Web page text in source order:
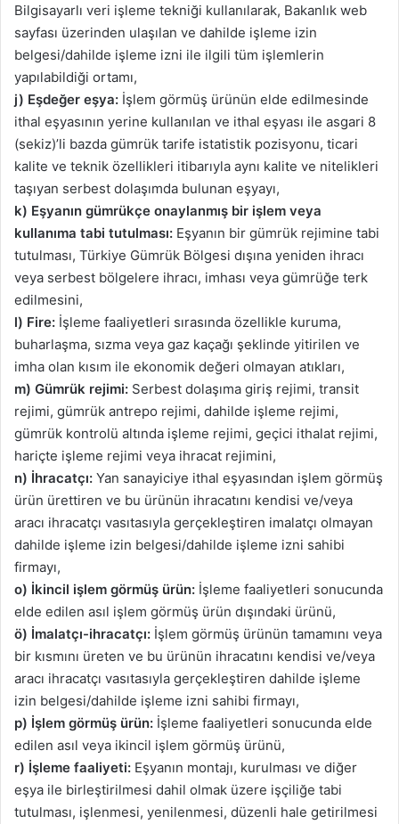
Bilgisayarlı veri işleme tekniği kullanılarak, Bakanlık web
sayfası üzerinden ulaşılan ve dahilde işleme izin
belgesi/dahilde işleme izni ile ilgili tüm işlemlerin
yapılabildiği ortamı,
j) Eşdeğer eşya: İşlem görmüş ürünün elde edilmesinde
ithal eşyasının yerine kullanılan ve ithal eşyası ile asgari 8
(sekiz)’li bazda gümrük tarife istatistik pozisyonu, ticari
kalite ve teknik özellikleri itibarıyla aynı kalite ve nitelikleri
taşıyan serbest dolaşımda bulunan eşyayı,
k) Eşyanın gümrükçe onaylanmış bir işlem veya
kullanıma tabi tutulması: Eşyanın bir gümrük rejimine tabi
tutulması, Türkiye Gümrük Bölgesi dışına yeniden ihracı
veya serbest bölgelere ihracı, imhası veya gümrüğe terk
edilmesini,
l) Fire: İşleme faaliyetleri sırasında özellikle kuruma,
buharlaşma, sızma veya gaz kaçağı şeklinde yitirilen ve
imha olan kısım ile ekonomik değeri olmayan atıkları,
m) Gümrük rejimi: Serbest dolaşıma giriş rejimi, transit
rejimi, gümrük antrepo rejimi, dahilde işleme rejimi,
gümrük kontrolü altında işleme rejimi, geçici ithalat rejimi,
hariçte işleme rejimi veya ihracat rejimini,
n) İhracatçı: Yan sanayiciye ithal eşyasından işlem görmüş
ürün ürettiren ve bu ürünün ihracatını kendisi ve/veya
aracı ihracatçı vasıtasıyla gerçekleştiren imalatçı olmayan
dahilde işleme izin belgesi/dahilde işleme izni sahibi
firmayı,
o) İkincil işlem görmüş ürün: İşleme faaliyetleri sonucunda
elde edilen asıl işlem görmüş ürün dışındaki ürünü,
ö) İmalatçı-ihracatçı: İşlem görmüş ürünün tamamını veya
bir kısmını üreten ve bu ürünün ihracatını kendisi ve/veya
aracı ihracatçı vasıtasıyla gerçekleştiren dahilde işleme
izin belgesi/dahilde işleme izni sahibi firmayı,
p) İşlem görmüş ürün: İşleme faaliyetleri sonucunda elde
edilen asıl veya ikincil işlem görmüş ürünü,
r) İşleme faaliyeti: Eşyanın montajı, kurulması ve diğer
eşya ile birleştirilmesi dahil olmak üzere işçiliğe tabi
tutulması, işlenmesi, yenilenmesi, düzenli hale getirilmesi